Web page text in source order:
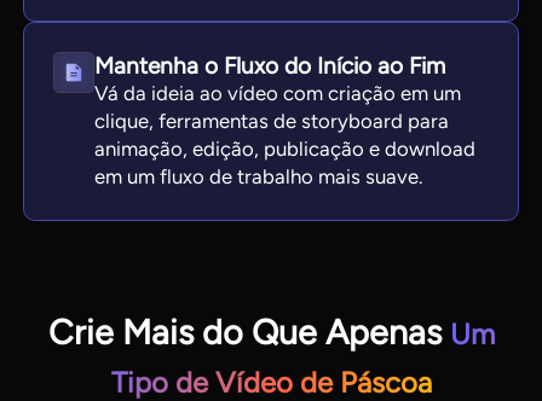
Mantenha o Fluxo do Início ao Fim
Vá da ideia ao vídeo com criação em um
clique, ferramentas de storyboard para
animação, edição, publicação e download
em um fluxo de trabalho mais suave.
Crie Mais do Que Apenas Um
Tipo de Vídeo de Páscoa